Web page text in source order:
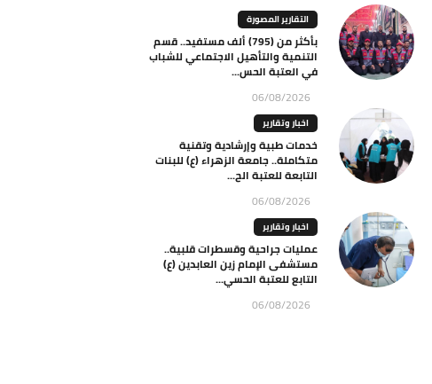
التقارير المصورة
بأكثر من (795) ألف مستفيد.. قسم
التنمية والتأهيل الاجتماعي للشباب
في العتبة الحس...
06/08/2026
اخبار وتقارير
خدمات طبية وإرشادية وتقنية
متكاملة.. جامعة الزهراء (ع) للبنات
التابعة للعتبة الح...
06/08/2026
اخبار وتقارير
عمليات جراحية وقسطرات قلبية..
مستشفى الإمام زين العابدين (ع)
التابع للعتبة الحسي...
06/08/2026